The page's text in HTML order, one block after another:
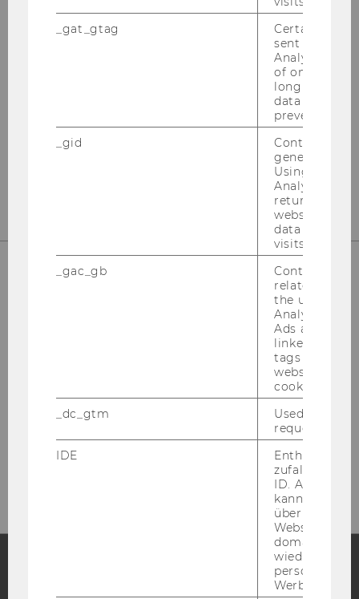
Bibliotheksinformation
(Fragen zur Recherche)
Gebäude LC - Bibliothekszentrum - Ebene
Gebäude LC - Bibliothekszentrum - Ebene
Tel:+43 1 31336-4929
Blog
_gat_gtag
Certain data
sent to
Analytics a
of once per
long as it is
data
prevented.
_gid
Contains a
generated
Using this
Analytics can
returning
website and
data from
visits.
_gac_gb
Contains
related
the user. If
Analytics and
Ads accounts
linked, the
tags on the
website read
cookie.
_dc_gtm
Used to
request rate.
IDE
Enthält eine
ID. Anhand
kann Google
über
Websites
Werbung